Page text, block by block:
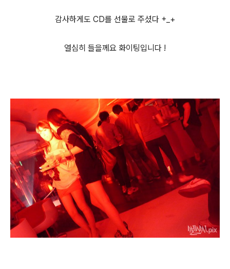
감사하게도 CD를 선물로 주셨다 +_+
열심히 들을께요 화이팅입니다 !